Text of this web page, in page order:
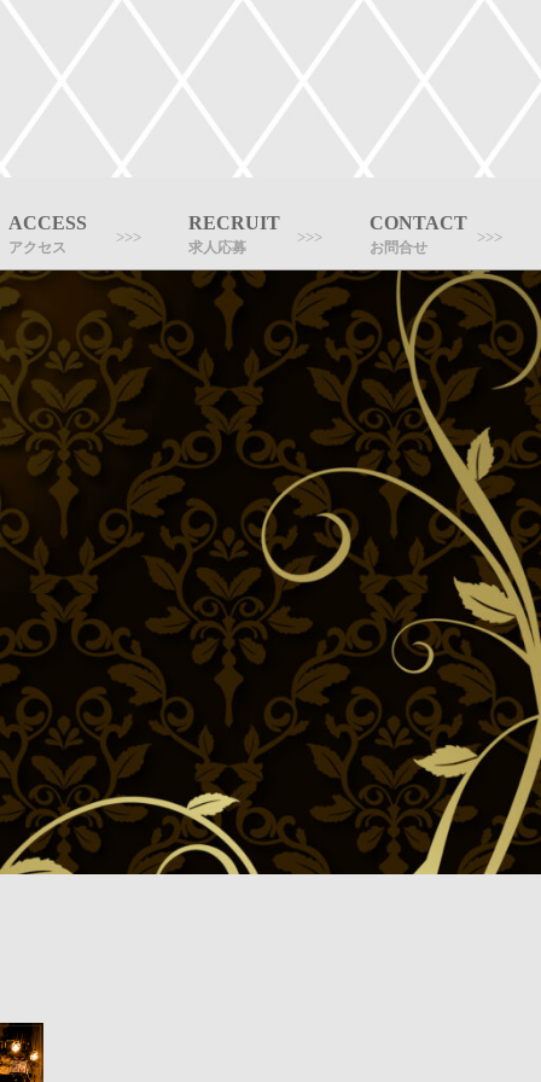
ACCESS
アクセス
RECRUIT
求人応募
CONTACT
お問合せ